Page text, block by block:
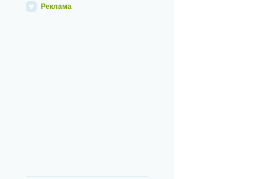
Реклама